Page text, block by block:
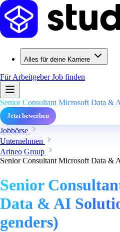
Alles für deine Karriere
Für ArbeitgeberJob finden
Senior Consultant Microsoft Data &
Jetzt bewerben
Jobbörse
Unternehmen
Arineo Group
Senior Consultant Microsoft Data &
Senior
Data & AI
genders)